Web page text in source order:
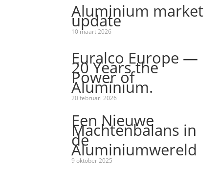
Aluminium market
update
10 maart 2026
Euralco Europe —
20 Years the
Power of
Aluminium.
20 februari 2026
Een Nieuwe
Machtenbalans in
de
Aluminiumwereld
9 oktober 2025